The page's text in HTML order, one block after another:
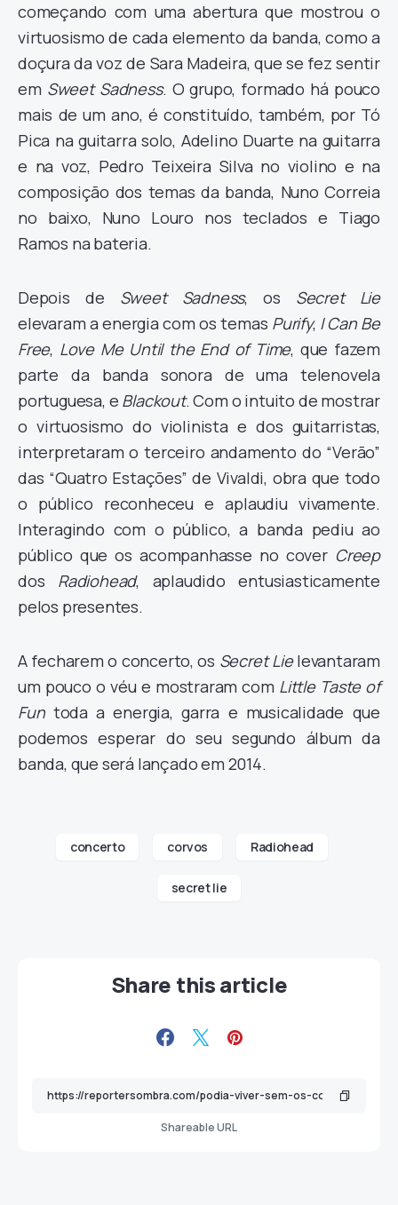
começando com uma abertura que mostrou o
virtuosismo de cada elemento da banda, como a
doçura da voz de Sara Madeira, que se fez sentir
em Sweet Sadness. O grupo, formado há pouco
mais de um ano, é constituído, também, por Tó
Pica na guitarra solo, Adelino Duarte na guitarra
e na voz, Pedro Teixeira Silva no violino e na
composição dos temas da banda, Nuno Correia
no baixo, Nuno Louro nos teclados e Tiago
Ramos na bateria.
Depois de Sweet Sadness, os Secret Lie
elevaram a energia com os temas Purify, I Can Be
Free, Love Me Until the End of Time, que fazem
parte da banda sonora de uma telenovela
portuguesa, e Blackout. Com o intuito de mostrar
o virtuosismo do violinista e dos guitarristas,
interpretaram o terceiro andamento do “Verão”
das “Quatro Estações” de Vivaldi, obra que todo
o público reconheceu e aplaudiu vivamente.
Interagindo com o público, a banda pediu ao
público que os acompanhasse no cover Creep
dos Radiohead, aplaudido entusiasticamente
pelos presentes.
A fecharem o concerto, os Secret Lielevantaram
um pouco o véu e mostraram com Little Taste of
Funtoda a energia, garra e musicalidade que
podemos esperar do seu segundo álbum da
banda, que será lançado em 2014.
concerto corvos Radiohead
secret lie
Share this article
Shareable URL